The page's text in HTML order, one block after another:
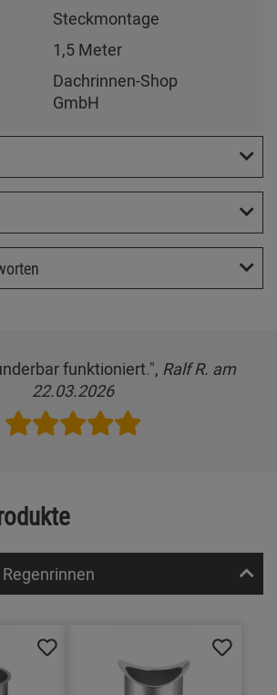
Steckmontage
1,5 Meter
Dachrinnen-Shop
GmbH
funktioniert.", Ralf R. am
22.03.2026